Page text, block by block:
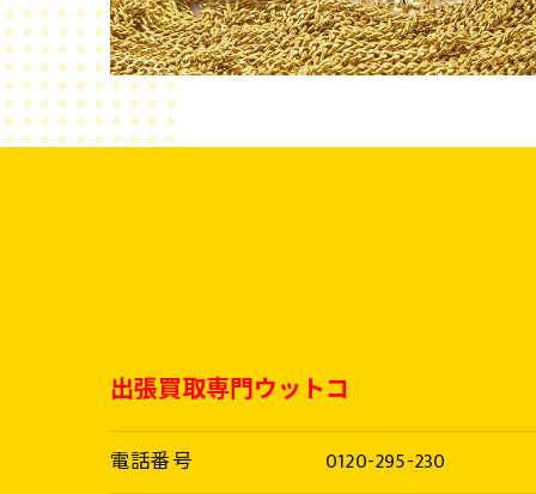
出張買取専門ウットコ
電話番号 0120-295-230